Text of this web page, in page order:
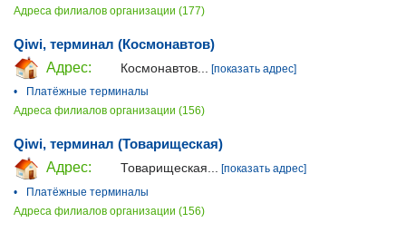
Адреса филиалов организации (177)
Qiwi, терминал (Космонавтов)
Адрес:
Космонавтов...
[показать адрес]
•
Платёжные терминалы
Адреса филиалов организации (156)
Qiwi, терминал (Товарищеская)
Адрес:
Товарищеская... [показать адрес]
•
Платёжные терминалы
Адреса филиалов организации (156)